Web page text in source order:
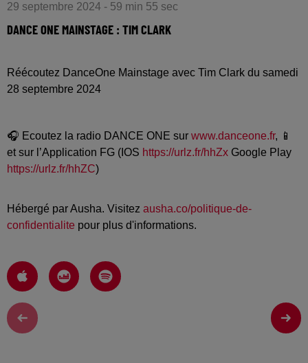
29 septembre 2024 - 59 min 55 sec
DANCE ONE MAINSTAGE : TIM CLARK
Réécoutez DanceOne Mainstage avec Tim Clark du samedi
28 septembre 2024
🎧 Ecoutez la radio DANCE ONE sur www.danceone.fr, 📱
et sur l’Application FG (IOS https://urlz.fr/hhZx Google Play
https://urlz.fr/hhZC)
Hébergé par Ausha. Visitez ausha.co/politique-de-
confidentialite pour plus d'informations.